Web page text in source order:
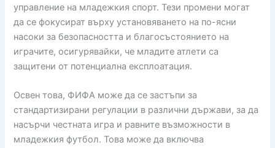
управление на младежкия спорт. Тези промени могат
да се фокусират върху установяването на по-ясни
насоки за безопасността и благосъстоянието на
играчите, осигурявайки, че младите атлети са
защитени от потенциална експлоатация.
Освен това, ФИФА може да се застъпи за
стандартизирани регулации в различни държави, за да
насърчи честната игра и равните възможности в
младежкия футбол. Това може да включва